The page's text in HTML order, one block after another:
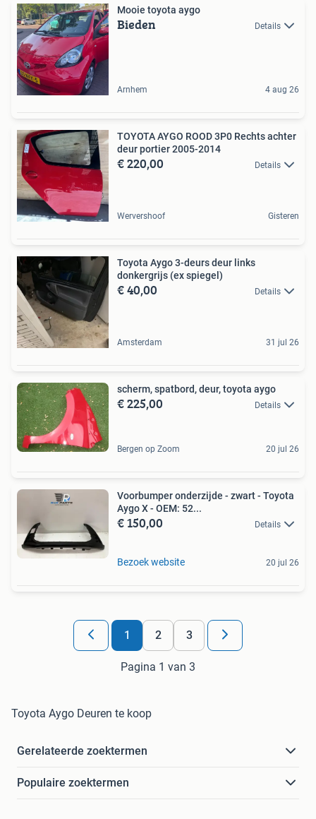
Mooie toyota aygo
Bieden Details
Arnhem 4 aug 26
TOYOTA AYGO ROOD 3P0 Rechts achter
deur portier 2005-2014
€ 220,00 Details
Wervershoof Gisteren
Toyota Aygo 3-deurs deur links
donkergrijs (ex spiegel)
€ 40,00 Details
Amsterdam 31 jul 26
scherm, spatbord, deur, toyota aygo
€ 225,00 Details
Bergen op Zoom 20 jul 26
Voorbumper onderzijde - zwart - Toyota
Aygo X - OEM: 52...
€ 150,00 Details
Bezoek website 20 jul 26
1 2 3
Pagina 1 van 3
Toyota Aygo Deuren te koop
Gerelateerde zoektermen
Populaire zoektermen